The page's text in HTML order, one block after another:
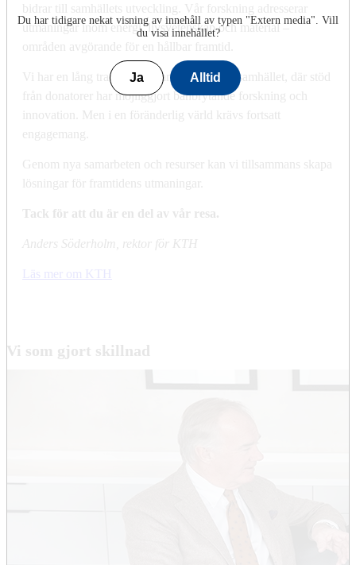
bidrar till samhällets utveckling. Vår forskning adresserar
utmaningar inom energi, livsvetenskap och material –
områden avgörande för en hållbar framtid.
Vi har en lång tradition av samverkan med samhället, där stöd
från donatorer har möjliggjort banbrytande forskning och
innovation. Men i en föränderlig värld krävs fortsatt
engagemang.
Genom nya samarbeten och resurser kan vi tillsammans skapa
lösningar för framtidens utmaningar.
Tack för att du är en del av vår resa.
Anders Söderholm, rektor för KTH
Läs mer om KTH
Vi som gjort skillnad
Du har tidigare nekat visning av innehåll av typen "Extern media". Vill
du visa innehållet?
Ja Alltid